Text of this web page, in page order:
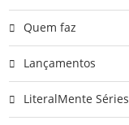
Quem faz
Lançamentos
LiteralMente Séries